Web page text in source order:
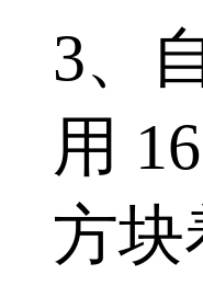
3、
用
方块